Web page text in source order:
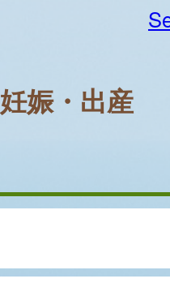
妊娠・出産